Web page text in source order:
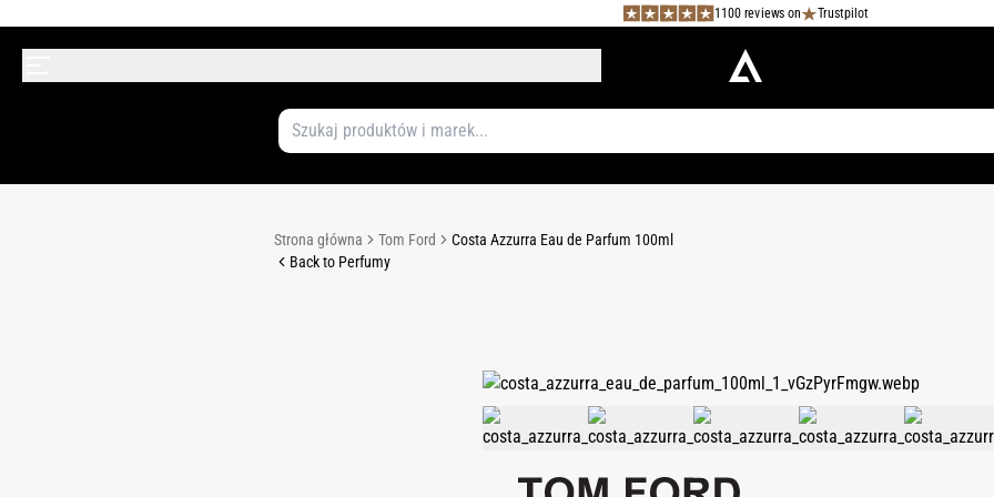
1100 reviews on Trustpilot
Strona główna Tom Ford
Costa Azzurra Eau de Parfum 100ml
Back to Perfumy